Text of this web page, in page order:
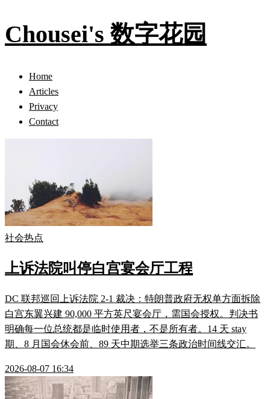
Chousei's 数字花园
Home
Articles
Privacy
Contact
社会热点
上诉法院叫停白宫宴会厅工程
DC 联邦巡回上诉法院 2-1 裁决：特朗普政府无权单方面拆除
白宫东翼兴建 90,000 平方英尺宴会厅，需国会授权。判决书
明确每一位总统都是临时使用者，不是所有者。14 天 stay
期、8 月国会休会前、89 天中期选举三条政治时间线交汇。
2026-08-07 16:34